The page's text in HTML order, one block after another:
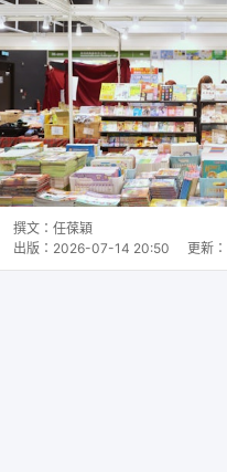
撰文： 任葆穎
出版： 2026-07-14 20:50 更新：